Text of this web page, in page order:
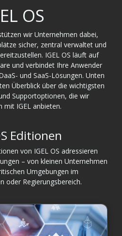
OS
wir Unternehmen dabei,
sicher, zentral verwaltet und
IGEL OS läuft auf
und verbindet Ihre Anwender
und SaaS-Lösungen. Unten
Überblick über die wichtigsten
Supportoptionen, die wir
mit IGEL anbieten.
Editionen
von IGEL OS adressieren
– von kleinen Unternehmen
Umgebungen im
oder Regierungsbereich.